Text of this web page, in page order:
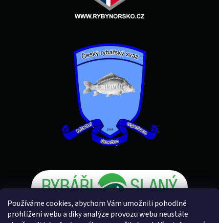
Používáme cookies, abychom Vám umožnili pohodlné
prohlížení webu a díky analýze provozu webu neustále